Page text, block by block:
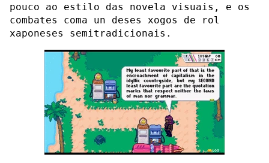
pouco ao estilo das novela visuais, e os
combates coma un deses xogos de rol
xaponeses semitradicionais.